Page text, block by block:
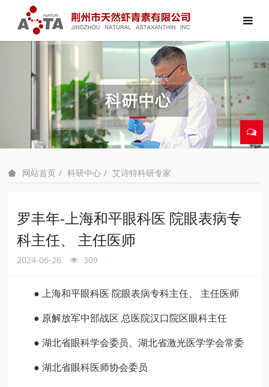
网站首页 科研中心 艾诗特科研专家
罗丰年-上海和平眼科医 院眼表病专
科主任、 主任医师
2024-06-26 309
● 上海和平眼科医 院眼表病专科主任、 主任医师
● 原解放军中部战区 总医院汉口院区眼科主任
● 湖北省眼科学会委员、湖北省激光医学学会常委
● 湖北省眼科医师协会委员